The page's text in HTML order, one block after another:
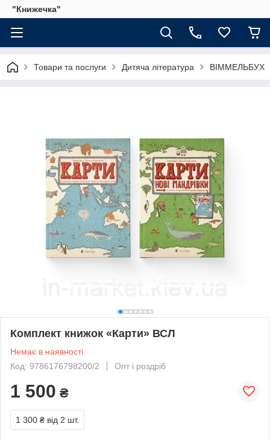
"Книжечка"
Товари та послуги Дитяча література ВІММЕЛЬБУХ
Комплект книжок «Карти» ВСЛ
Немає в наявності
Код: 9786176798200/2
Опт і роздріб
1 500 ₴
1 300 ₴ від 2 шт.